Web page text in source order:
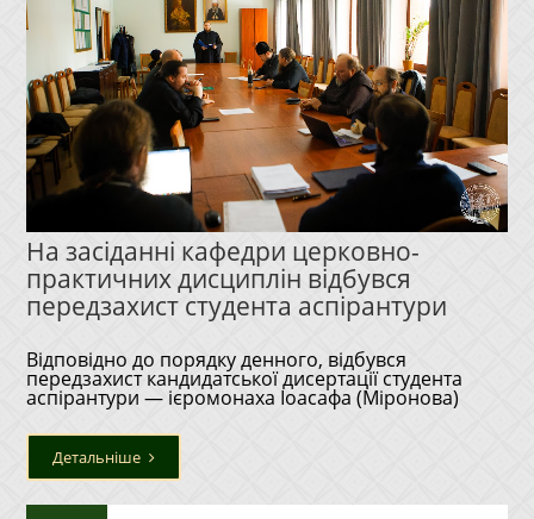
На засіданні кафедри церковно-
практичних дисциплін відбувся
передзахист студента аспірантури
Відповідно до порядку денного, відбувся
передзахист кандидатської дисертації студента
аспірантури — ієромонаха Іоасафа (Міронова)
Детальніше